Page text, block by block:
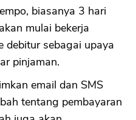
biasanya 3 hari
mulai bekerja
debitur sebagai upaya
pinjaman.
email dan SMS
tentang pembayaran